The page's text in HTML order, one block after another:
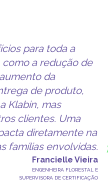
para toda a
a redução de
da
de produto,
Klabin, mas
clientes. Uma
diretamente na
famílias envolvidas.
Francielle Vieira
ENGENHEIRA FLORESTAL E
SUPERVISORA DE CERTIFICAÇÃO